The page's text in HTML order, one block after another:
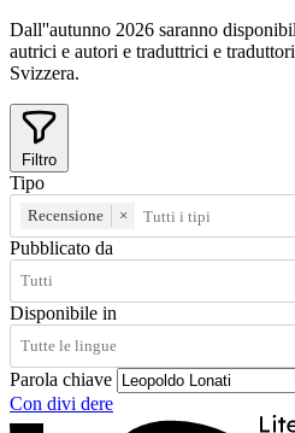
Dall''autunno 2026 saranno
autrici e autori e traduttrici e
Svizzera.
Filtro
Tipo
Recensione ×
Pubblicato da
Disponibile in
Parola chiave
Con divi dere